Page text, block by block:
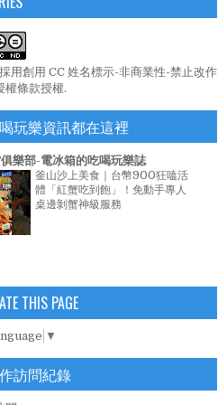
用創用 CC 姓名標示-非商業性-禁止改作
權條款授權.
玩樂資訊都在這裡
樂部-電冰箱的吃喝玩樂誌
釜山沙上美食｜台幣900狂嗑活
體「紅蟹吃到飽」！免動手專人
桌邊剝蟹神級服務
THIS PAGE
▼
訪問紀錄